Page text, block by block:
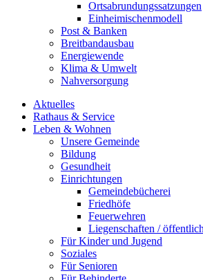
Ortsabrundungssatzungen
Einheimischenmodell
Post & Banken
Breitbandausbau
Energiewende
Klima & Umwelt
Nahversorgung
Aktuelles
Rathaus & Service
Leben & Wohnen
Unsere Gemeinde
Bildung
Gesundheit
Einrichtungen
Gemeindebücherei
Friedhöfe
Feuerwehren
Liegenschaften /
Für Kinder und Jugend
Soziales
Für Senioren